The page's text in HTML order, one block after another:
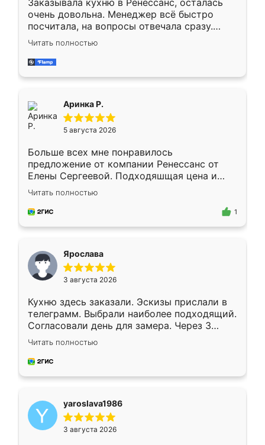
Заказывала кухню в Ренессанс, осталась
очень довольна. Менеджер всё быстро
посчитала, на вопросы отвечала сразу.
Замерщик приехал в субботу, подошёл к
делу со всей ответственностью. Собрали
за день, ребята работали аккуратно, даже
Читать полностью
Аринка Р.
5 августа 2026
Больше всех мне понравилось
предложение от компании Ренессанс от
Елены Сергеевой. Подходяшщая цена и
короткие сроки изготовления. Приехавший
для замера сотрудник Владислав
предложил по моему эскизу самый
Читать полностью
1
Ярослава
3 августа 2026
Кухню здесь заказали. Эскизы прислали в
телеграмм. Выбрали наиболее подходящий.
Согласовали день для замера. Через 3
недели кухня была уже готова. Остались
довольны работой. Спасибо Ренессанс
мебель за качественную работу!
Читать полностью
yaroslava1986
3 августа 2026